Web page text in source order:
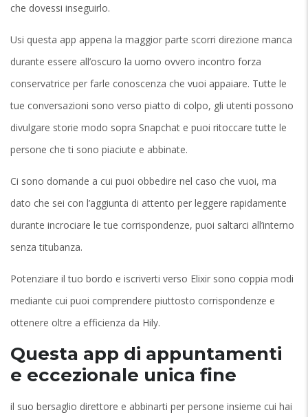
che dovessi inseguirlo.
Usi questa app appena la maggior parte scorri direzione manca
durante essere all’oscuro la uomo ovvero incontro forza
conservatrice per farle conoscenza che vuoi appaiare. Tutte le
tue conversazioni sono verso piatto di colpo, gli utenti possono
divulgare storie modo sopra Snapchat e puoi ritoccare tutte le
persone che ti sono piaciute e abbinate.
Ci sono domande a cui puoi obbedire nel caso che vuoi, ma
dato che sei con l’aggiunta di attento per leggere rapidamente
durante incrociare le tue corrispondenze, puoi saltarci all’interno
senza titubanza.
Potenziare il tuo bordo e iscriverti verso Elixir sono coppia modi
mediante cui puoi comprendere piuttosto corrispondenze e
ottenere oltre a efficienza da Hily.
Questa app di appuntamenti
e eccezionale unica fine
il suo bersaglio direttore e abbinarti per persone insieme cui hai